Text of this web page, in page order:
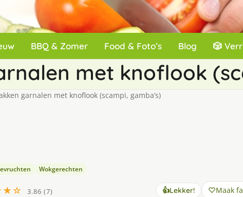
BBQ & Zomer Food & Foto’s Blog 🎲
met knoflook
garnalen met knoflook (scampi, gamba’s)
Wokgerechten
3.86 (7) 👍Lekker! Maak